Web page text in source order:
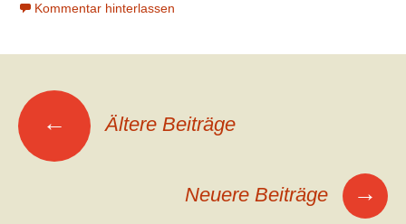
Kommentar hinterlassen
Beitragsnavigation
← Ältere Beiträge
Neuere Beiträge →